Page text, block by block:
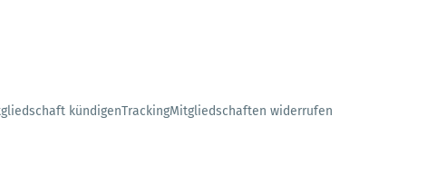
kündigenTrackingMitgliedschaften widerrufen